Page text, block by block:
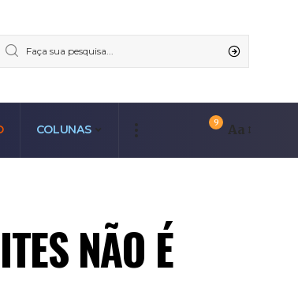
COLUNAS
9 Aa
NÃO É